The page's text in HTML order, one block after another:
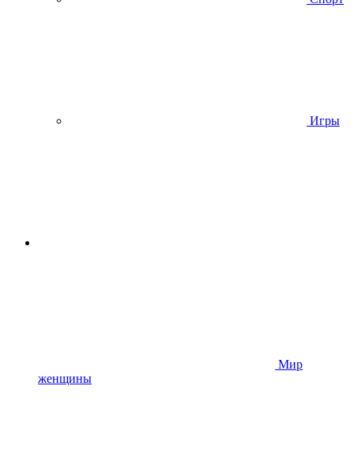
Игры
Мир
женщины